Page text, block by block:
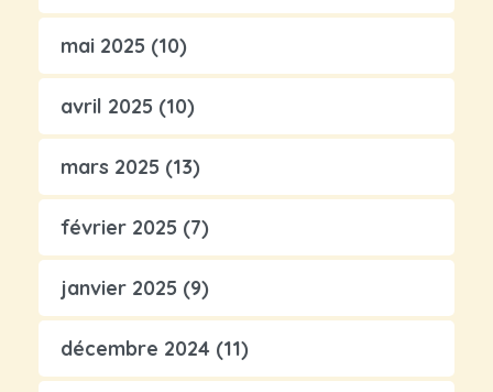
mai 2025 (10)
avril 2025 (10)
mars 2025 (13)
février 2025 (7)
janvier 2025 (9)
décembre 2024 (11)